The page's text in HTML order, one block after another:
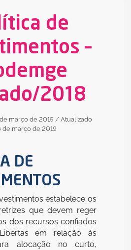
de
–
2018
março de 2019 / Atualizado
de março de 2019
DE
estabelece os
que devem reger
dos recursos confiados
em relação às
alocação no curto,